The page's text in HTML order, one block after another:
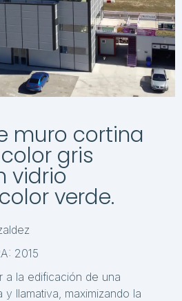
muro cortina
gris
vidrio
verde.
2015
a la edificación de una
llamativa, maximizando la